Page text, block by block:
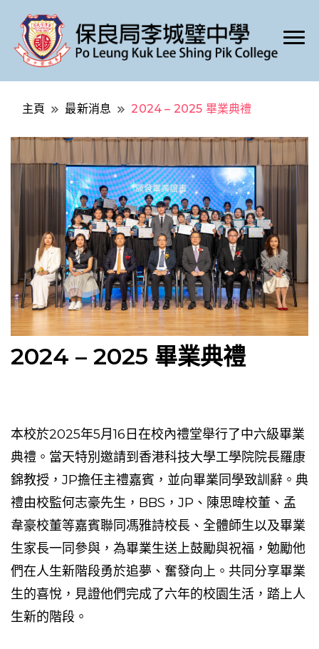
Po Leung Kuk Lee Shing Pik College
主頁 最新消息 2024 – 2025 畢業典禮
2024 – 2025 畢業典禮
本校於2025年5月16 日在校內禮堂舉行了中六級畢業
典禮。當天特別邀請到香港科技大學工學院院長羅康
錦教授， JP擔任主禮嘉賓，並向畢業同學致訓辭。典
禮由校監何志豪先生， BBS ， JP 、陳思暐校董、孟
韋豪校董等嘉賓聯同馮雅詩校長、全體師生以及畢業
生家長一同參與，為畢業生送上鼓勵與祝福，勉勵他
們在人生新階段勇於追夢、奮發向上。共同分享畢業
生的喜悅，見證他們完成了六年的校園生活，踏上人
生新的階段。